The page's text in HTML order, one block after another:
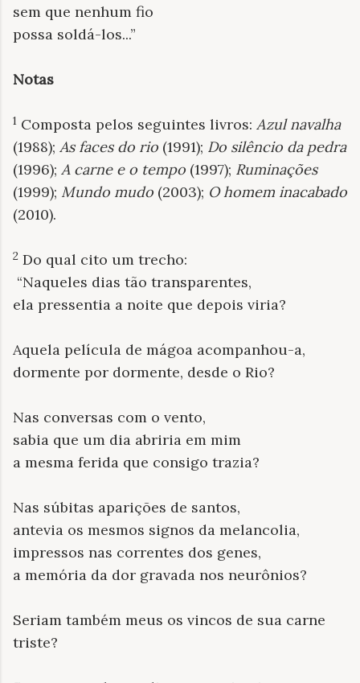
sem que nenhum fio
possa soldá-los...”
Notas
1 Composta pelos seguintes livros: Azul navalha
(1988); As faces do rio (1991); Do silêncio da pedra
(1996); A carne e o tempo (1997); Ruminações
(1999); Mundo mudo (2003); O homem inacabado
(2010).
2 Do qual cito um trecho:
“Naqueles dias tão transparentes,
ela pressentia a noite que depois viria?
Aquela película de mágoa acompanhou-a,
dormente por dormente, desde o Rio?
Nas conversas com o vento,
sabia que um dia abriria em mim
a mesma ferida que consigo trazia?
Nas súbitas aparições de santos,
antevia os mesmos signos da melancolia,
impressos nas correntes dos genes,
a memória da dor gravada nos neurônios?
Seriam também meus os vincos de sua carne
triste?